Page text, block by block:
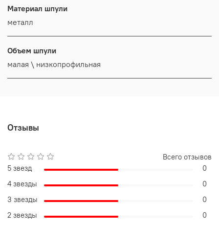
Материал шпули
металл
Объем шпули
малая \ низкопрофильная
Отзывы
Всего отзывов
5 звезд
0
4 звезды
0
3 звезды
0
2 звезды
0